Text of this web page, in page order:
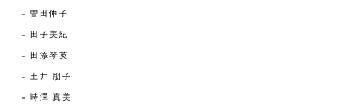
曽田伸子
田子美紀
田添琴英
土井 朋子
時澤 真美